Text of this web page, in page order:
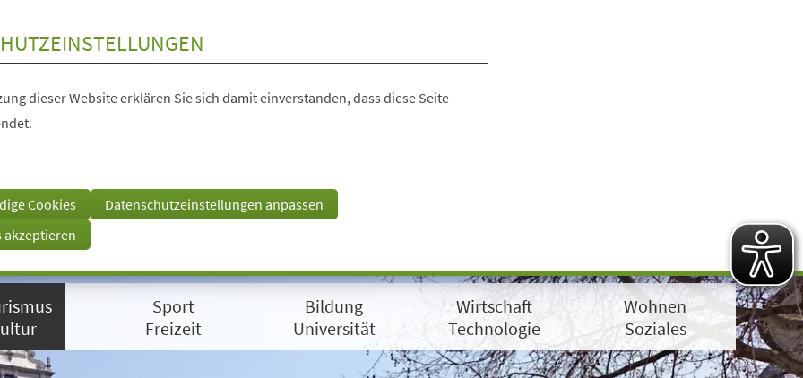
dieser Website erklären Sie sich damit einverstanden, dass diese Seite
Cookies
Datenschutzeinstellungen anpassen
akzeptieren
Sport
Freizeit
Bildung
Universität
Wirtschaft
Technologie
Wohnen
Soziales